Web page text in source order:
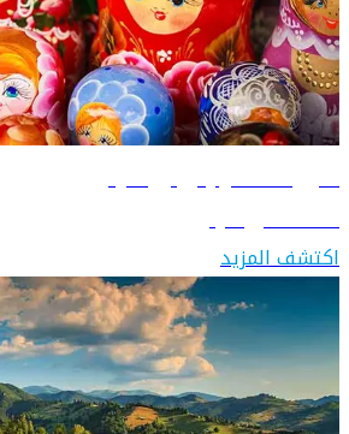
دليل السفر إلى روسيا
اكتشف روسيا
اكتشف المزيد